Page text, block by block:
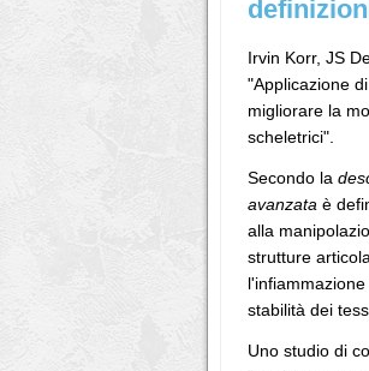
Irvin Korr, JS
"Applicazione
migliorare la
scheletrici".
Secondo la
avanzata è
alla
strutture
stabilità dei
Uno studio di